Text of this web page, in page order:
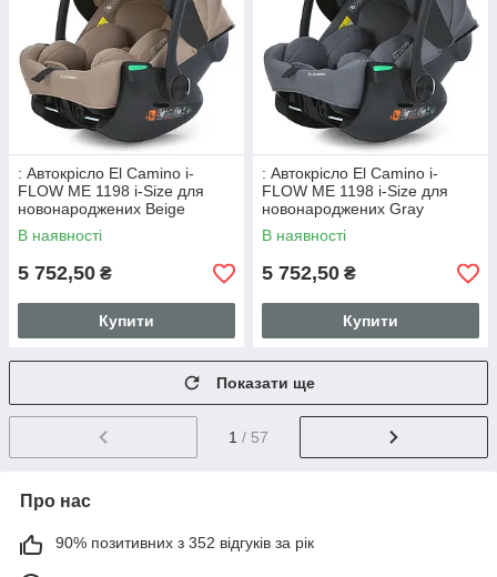
: Автокрісло El Camino i-
FLOW ME 1198 i-Size для
новонароджених Beige
В наявності
5 752,50 ₴
Купити
: Автокрісло El Camino i-
FLOW ME 1198 i-Size для
новонароджених Gray
В наявності
5 752,50 ₴
Купити
Показати ще
1 / 57
Про нас
90% позитивних з 352 відгуків за рік